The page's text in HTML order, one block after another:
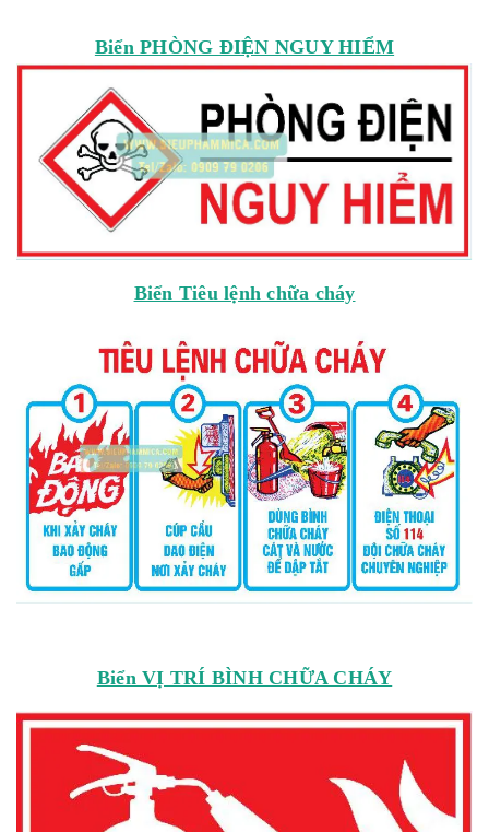
Biển PHÒNG ĐIỆN NGUY HIỂM
Biển Tiêu lệnh chữa cháy
Biển VỊ TRÍ BÌNH CHỮA CHÁY